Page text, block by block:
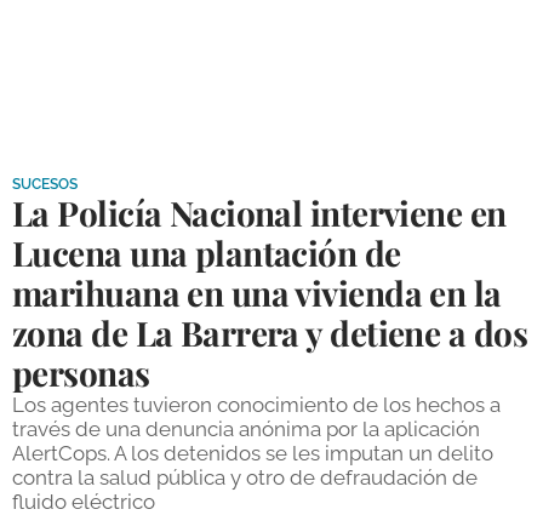
DEPORTES
COMPETICIONES
DEPORTE BASE
OPINIÓN
VENTANA CIUDADANA
CÓRDOBA
SUCESOS
La Policía Nacional interviene en
Lucena una plantación de
marihuana en una vivienda en la
zona de La Barrera y detiene a dos
personas
Los agentes tuvieron conocimiento de los hechos a
través de una denuncia anónima por la aplicación
AlertCops. A los detenidos se les imputan un delito
contra la salud pública y otro de defraudación de
fluido eléctrico